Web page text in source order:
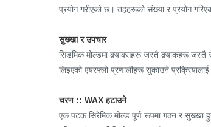
प्रयोग गरीएको छ। तहहरूको संख्या र प्रयोग
सुख्खा र उपचार
सिडमिक मोल्डमा क्र्याक्सहरू जस्तै क्र्याकहरू जस्तै
लिइएको एयरफ्लो प्रणालीहरू सुकाउने
चरण :: WAX हटाउने
एक पटक सिरेमिक मोल्ड पूर्ण रूपमा गठन र सुख्खा